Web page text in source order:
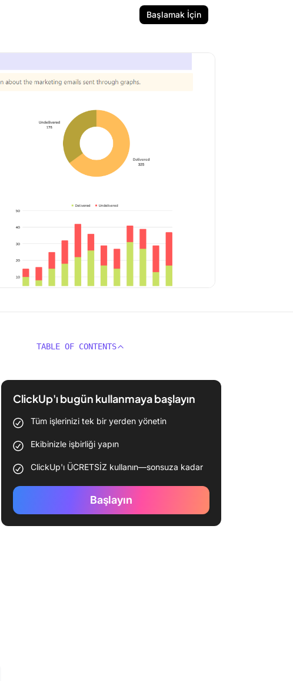
Başlamak İçin
TABLE OF CONTENTS
ClickUp'ı bugün kullanmaya başlayın
Tüm işlerinizi tek bir yerden yönetin
Ekibinizle işbirliği yapın
ClickUp'ı ÜCRETSİZ kullanın—sonsuza kadar
Başlayın